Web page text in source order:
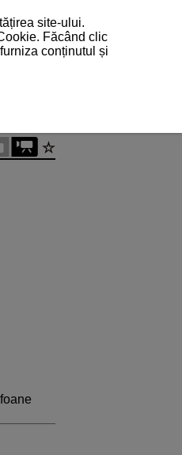
site-ului.
Făcând clic
conținutul și